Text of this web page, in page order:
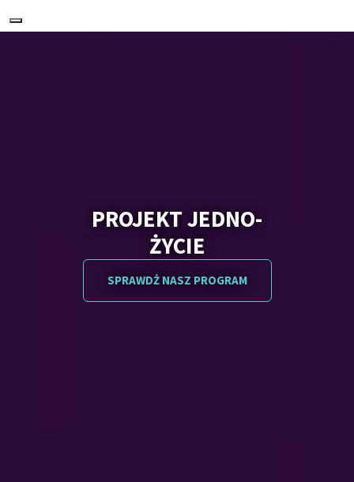
Nawigacja
PROJEKT JEDNO-
ŻYCIE
SPRAWDŻ NASZ PROGRAM